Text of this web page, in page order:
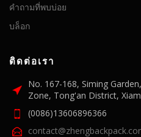
คำถามที่พบบ่อย
บล็อก
ติดต่อเรา
No. 167-168, Siming
Zone, Tong'an District,
(0086)13606896366